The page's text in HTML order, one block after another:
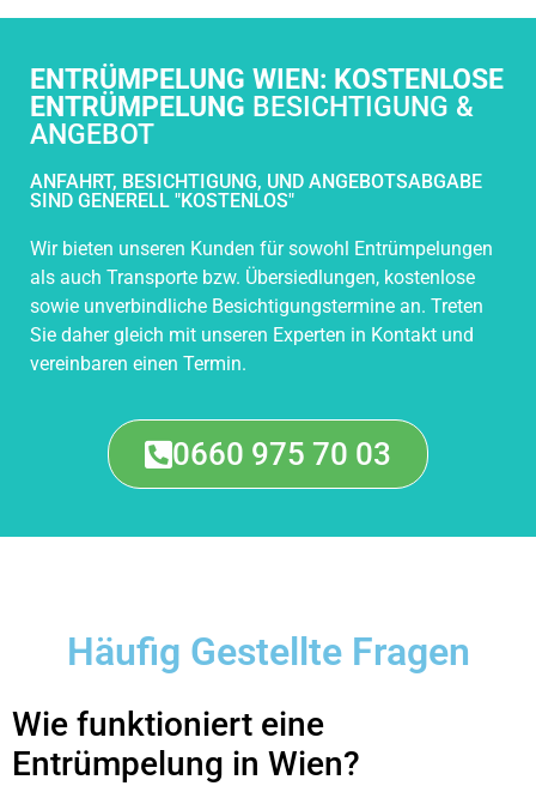
ENTRÜMPELUNG WIEN: KOSTENLOSE
ENTRÜMPELUNG BESICHTIGUNG &
ANGEBOT
ANFAHRT, BESICHTIGUNG, UND ANGEBOTSABGABE
SIND GENERELL "KOSTENLOS"
Wir bieten unseren Kunden für sowohl Entrümpelungen
als auch Transporte bzw. Übersiedlungen, kostenlose
sowie unverbindliche Besichtigungstermine an. Treten
Sie daher gleich mit unseren Experten in Kontakt und
vereinbaren einen Termin.
0660 975 70 03
Häufig Gestellte Fragen
Wie funktioniert eine
Entrümpelung in Wien?